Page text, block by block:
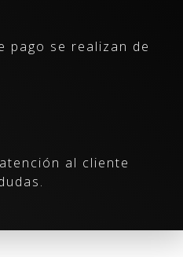
pago se realizan de
al cliente